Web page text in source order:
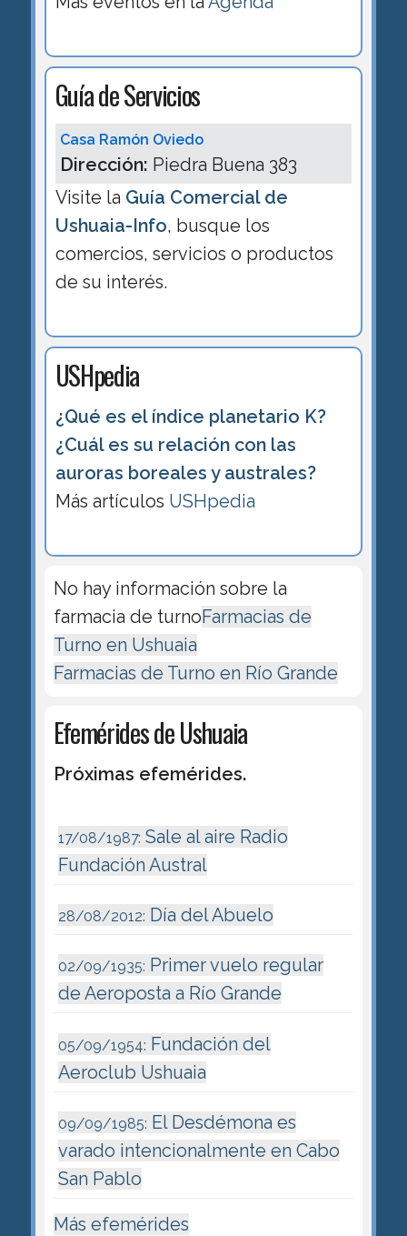
Guía de Servicios
Casa Ramón Oviedo
Dirección: Piedra Buena 383
Visite la Guía Comercial de
Ushuaia-Info, busque los
comercios, servicios o productos
de su interés.
USHpedia
¿Qué es el índice planetario K?
¿Cuál es su relación con las
auroras boreales y australes?
Más artículos USHpedia
No hay información sobre la
farmacia de turnoFarmacias de
Turno en Ushuaia
Farmacias de Turno en Río Grande
Efemérides de Ushuaia
Próximas efemérides.
17/08/1987: Sale al aire Radio
Fundación Austral
28/08/2012: Día del Abuelo
02/09/1935: Primer vuelo regular
de Aeroposta a Río Grande
05/09/1954: Fundación del
Aeroclub Ushuaia
09/09/1985: El Desdémona es
varado intencionalmente en Cabo
San Pablo
Más efemérides